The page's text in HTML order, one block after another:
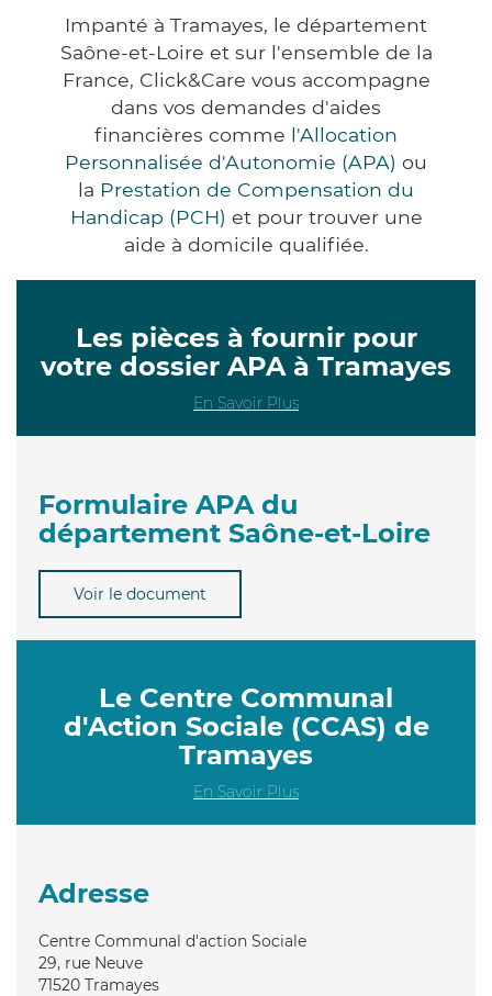
Impanté à Tramayes, le département
Saône-et-Loire et sur l'ensemble de la
France, Click&Care vous accompagne
dans vos demandes d'aides
financières comme l'Allocation
Personnalisée d'Autonomie (APA) ou
la Prestation de Compensation du
Handicap (PCH) et pour trouver une
aide à domicile qualifiée.
Les pièces à fournir pour
votre dossier APA à Tramayes
En Savoir Plus
Formulaire APA du
département Saône-et-Loire
Voir le document
Le Centre Communal
d'Action Sociale (CCAS) de
Tramayes
En Savoir Plus
Adresse
Centre Communal d'action Sociale
29, rue Neuve
71520 Tramayes